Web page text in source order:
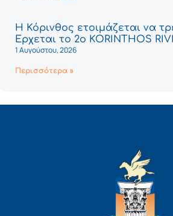
Η Κόρινθος ετοιμάζεται να
Έρχεται το 2ο KORINTHOS
1 Αυγούστου, 2026
Περισσότερα »